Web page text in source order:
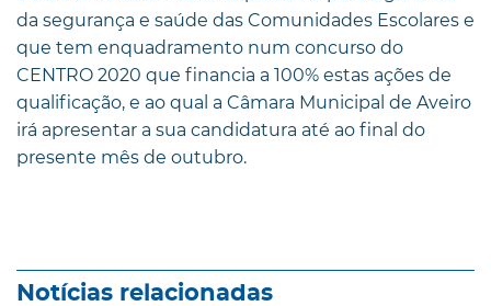
da segurança e saúde das Comunidades Escolares e
que tem enquadramento num concurso do
CENTRO 2020 que financia a 100% estas ações de
qualificação, e ao qual a Câmara Municipal de Aveiro
irá apresentar a sua candidatura até ao final do
presente mês de outubro.
Notícias relacionadas